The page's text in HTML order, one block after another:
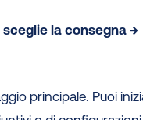
la consegna →
principale. Puoi